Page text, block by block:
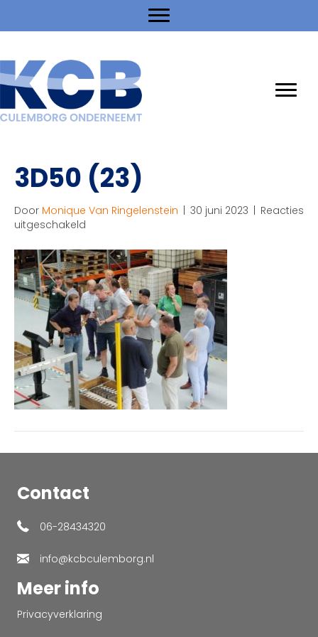
3D50 (23)
Door Monique Van Ringelenstein | 30 juni 2023 | Reacties
uitgeschakeld
(23)
Contact
06-28434320
info@kcbculemborg.nl
Meer info
Privacyverklaring